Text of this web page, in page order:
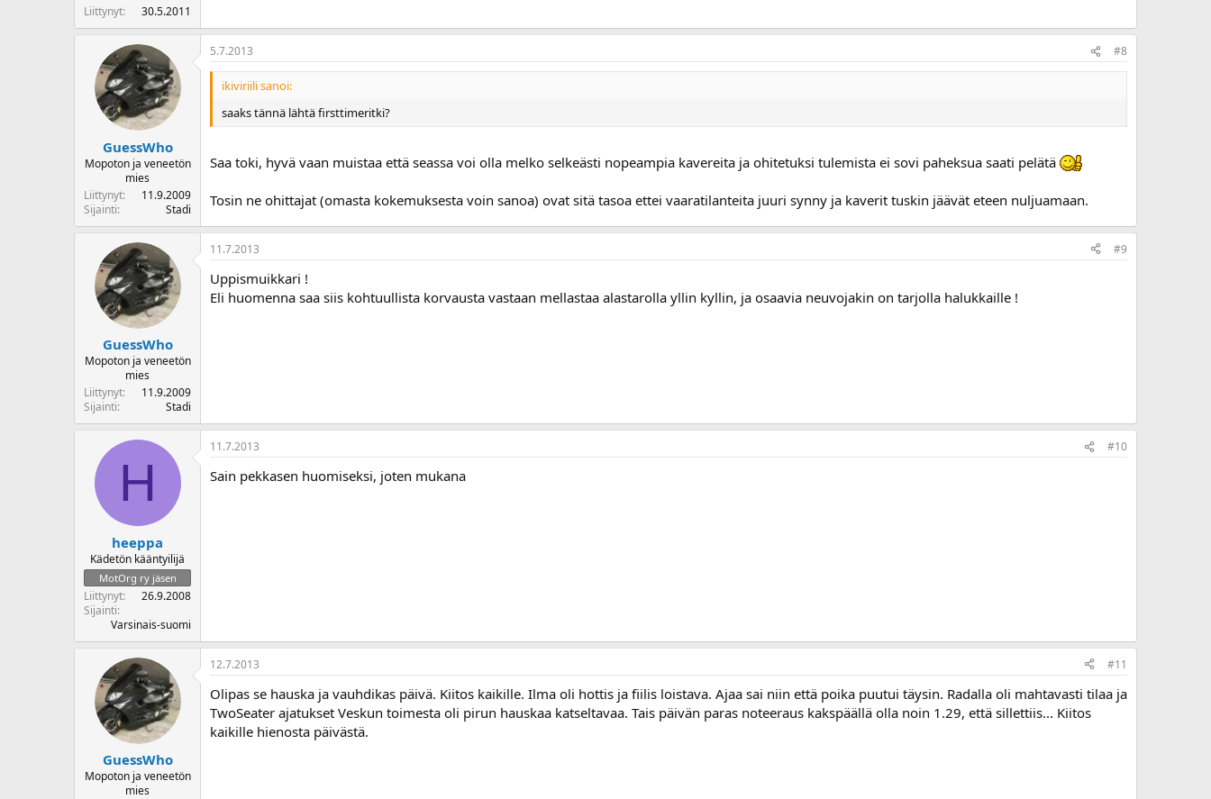
Liittynyt 30.5.2011
GuessWho
Mopoton ja veneetön
mies
Liittynyt
11.9.2009
Sijainti
Stadi
5.7.2013 #8
ikiviriili sanoi:
saaks tännä lähtä firsttimeritki?
Saa toki, hyvä vaan muistaa että seassa voi olla melko selkeästi nopeampia kavereita ja ohitetuksi tulemista ei sovi paheksua saati pelätä
Tosin ne ohittajat (omasta kokemuksesta voin sanoa) ovat sitä tasoa ettei vaaratilanteita juuri synny ja kaverit tuskin jäävät eteen nuljuamaan.
GuessWho
Mopoton ja veneetön
mies
Liittynyt
11.9.2009
Sijainti
Stadi
11.7.2013 #9
Uppismuikkari !
Eli huomenna saa siis kohtuullista korvausta vastaan mellastaa alastarolla yllin kyllin, ja osaavia neuvojakin on tarjolla halukkaille !
H
heeppa
Kädetön kääntyilijä
MotOrg ry jäsen
Liittynyt
26.9.2008
Sijainti
Varsinais-suomi
11.7.2013 #10
Sain pekkasen huomiseksi, joten mukana
GuessWho
Mopoton ja veneetön
mies
12.7.2013 #11
Olipas se hauska ja vauhdikas päivä. Kiitos kaikille. Ilma oli hottis ja fiilis loistava. Ajaa sai niin että poika puutui täysin. Radalla oli mahtavasti tilaa ja
TwoSeater ajatukset Veskun toimesta oli pirun hauskaa katseltavaa. Tais päivän paras noteeraus kakspäällä olla noin 1.29, että sillettiis... Kiitos
kaikille hienosta päivästä.